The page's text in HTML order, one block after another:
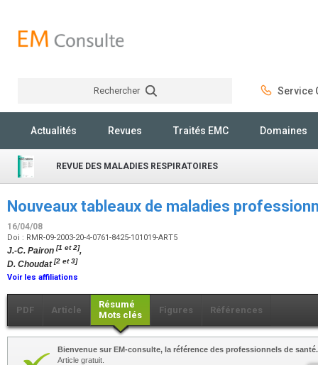
Rechercher Service
Actualités Revues Traités EMC Domaines
REVUE DES MALADIES RESPIRATOIRES
Nouveaux tableaux de maladies
16/04/08
Doi : RMR-09-2003-20-4-0761-8425-101019-ART5
J.-C. Pairon [1 et 2],
D. Choudat[2 et 3]
Voir les affiliations
PDF Article
Résumé
Mots clés
Figures Références
Bienvenue sur EM-consulte, la référence des professionnels de santé.
Article gratuit.